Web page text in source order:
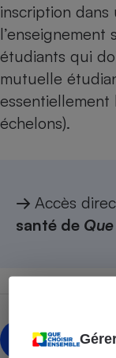
inscription
l’enseignement
étudiants qui
mutuelle
essentiellement
échelons).
→ Accès
santé de
Roselyne